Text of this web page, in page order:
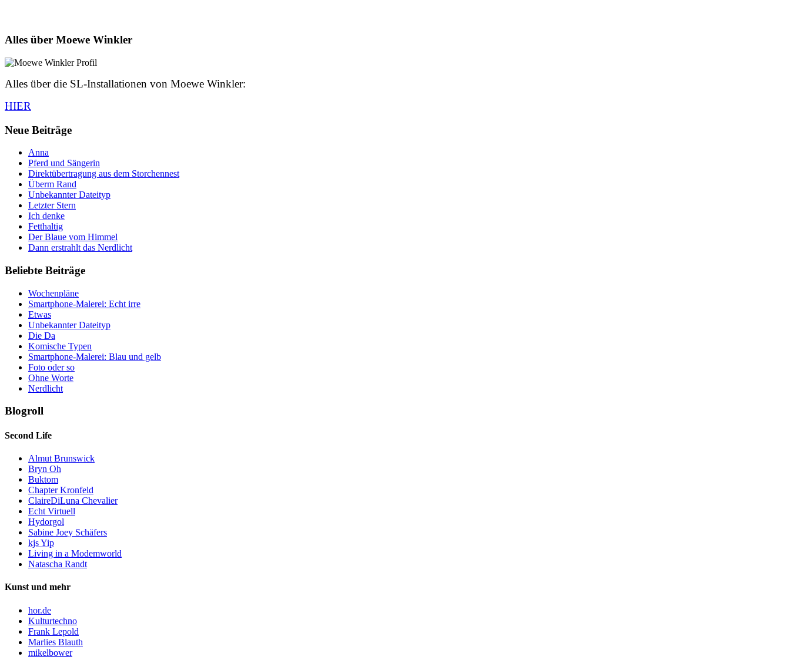
Alles über Moewe Winkler
Alles über die SL-Installationen von Moewe Winkler:
HIER
Neue Beiträge
Anna
Pferd und Sängerin
Direktübertragung aus dem Storchennest
Überm Rand
Unbekannter Dateityp
Letzter Stern
Ich denke
Fetthaltig
Der Blaue vom Himmel
Dann erstrahlt das Nerdlicht
Beliebte Beiträge
Wochenpläne
Smartphone-Malerei: Echt irre
Etwas
Unbekannter Dateityp
Die Da
Komische Typen
Smartphone-Malerei: Blau und gelb
Foto oder so
Ohne Worte
Nerdlicht
Blogroll
Second Life
Almut Brunswick
Bryn Oh
Buktom
Chapter Kronfeld
ClaireDiLuna Chevalier
Echt Virtuell
Hydorgol
Sabine Joey Schäfers
kjs Yip
Living in a Modemworld
Natascha Randt
Kunst und mehr
hor.de
Kulturtechno
Frank Lepold
Marlies Blauth
mikelbower